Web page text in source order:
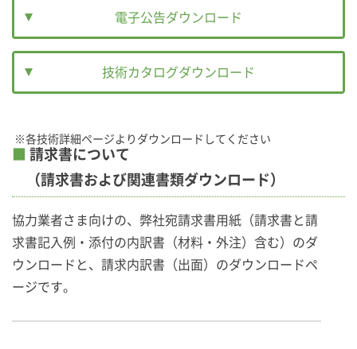
電子公告ダウンロード
技術カタログダウンロード
※各技術詳細ページより ダウンロードしてください
請求書について
（請求書および関連書類ダウンロード）
協力業者さま向けの、弊社宛請求書用紙（請求書と請
求書記入例・添付の内訳書（材料・外注）含む）のダ
ウンロードと、請求内訳書（出面）のダウンロードペ
ージです。